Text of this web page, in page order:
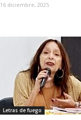
16 diciembre, 2025
Letras de fuego